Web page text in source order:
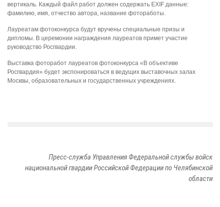
вертикаль. Каждый файл работ должен содержать EXIF данные:
фамилию, имя, отчество автора, название фотоработы.
Лауреатам фотоконкурса будут вручены специальные призы и
дипломы. В церемонии награждения лауреатов примет участие
руководство Росгвардии.
Выставка фоторабот лауреатов фотоконкурса «В объективе
Росгвардия» будет экспонироваться в ведущих выставочных залах
Москвы, образовательных и государственных учреждениях.
Пресс-служба Управления Федеральной службы войск
национальной гвардии Российской Федерации по Челябинской
области